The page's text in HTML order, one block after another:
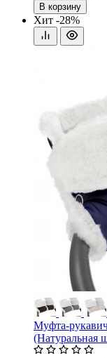
В корзину
Хит -28%
Муфта-
(Натуральная